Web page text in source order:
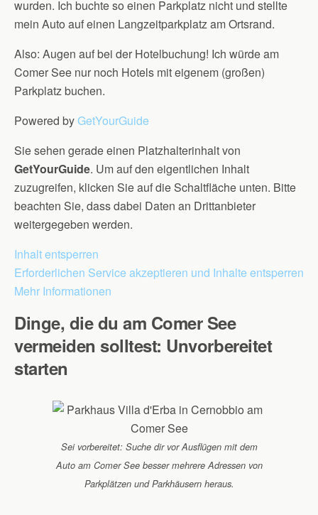
wurden. Ich buchte so einen Parkplatz nicht und stellte
mein Auto auf einen Langzeitparkplatz am Ortsrand.
Also: Augen auf bei der Hotelbuchung! Ich würde am
Comer See nur noch Hotels mit eigenem (großen)
Parkplatz buchen.
Powered byGetYourGuide
Sie sehen gerade einen Platzhalterinhalt von
GetYourGuide. Um auf den eigentlichen Inhalt
zuzugreifen, klicken Sie auf die Schaltfläche unten. Bitte
beachten Sie, dass dabei Daten an Drittanbieter
weitergegeben werden.
Inhalt entsperren
Erforderlichen Service akzeptieren und Inhalte entsperren
Mehr Informationen
Dinge, die du am Comer See
vermeiden solltest: Unvorbereitet
starten
Sei vorbereitet: Suche dir vor Ausflügen mit dem
Auto am Comer See besser mehrere Adressen von
Parkplätzen und Parkhäusern heraus.